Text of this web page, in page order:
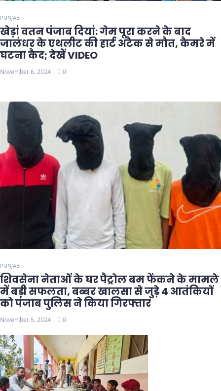
PUNJAB
खेड़ां वतन पंजाब दियां: गेम पूरा करने के बाद
जालंधर के एथलीट की हार्ट अटैक से मौत, कैमरे में
घटना कैद; देखें VIDEO
November 6, 2024 0
PUNJAB
शिवसेना नेताओं के घर पैट्रोल बम फेंकने के मामले
में बड़ी सफलता, बब्बर खालसा से जुड़े 4 आतंकियों
को पंजाब पुलिस ने किया गिरफ्तार
November 5, 2024 0